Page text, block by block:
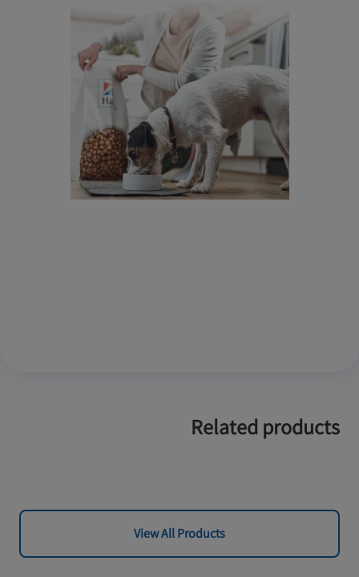
Related products
View All Products